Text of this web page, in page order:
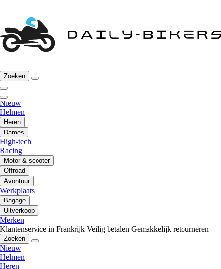
Zoeken
Nieuw
Helmen
Heren
Dames
High-tech
Racing
Motor & scooter
Offroad
Avontuur
Werkplaats
Bagage
Uitverkoop
Merken
Klantenservice in Frankrijk Veilig betalen Gemakkelijk retourneren
Zoeken
Nieuw
Helmen
Heren